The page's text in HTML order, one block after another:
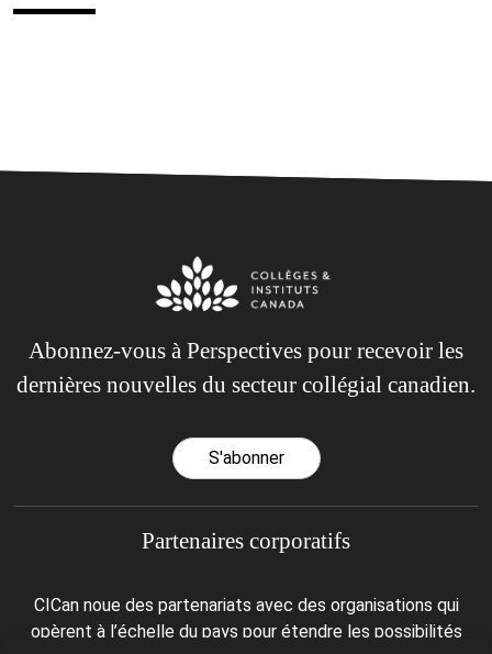
Abonnez-vous à Perspectives pour recevoir les
dernières nouvelles du secteur collégial canadien.
S'abonner
Partenaires corporatifs
CICan noue des partenariats avec des organisations qui
opèrent à l’échelle du pays pour étendre les possibilités